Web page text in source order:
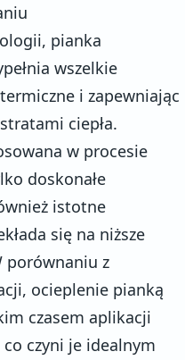
pianka
wszelkie
i zapewniając
ciepła.
w procesie
doskonałe
istotne
się na niższe
porównaniu z
ocieplenie pianką
czasem aplikacji
co czyni je idealnym